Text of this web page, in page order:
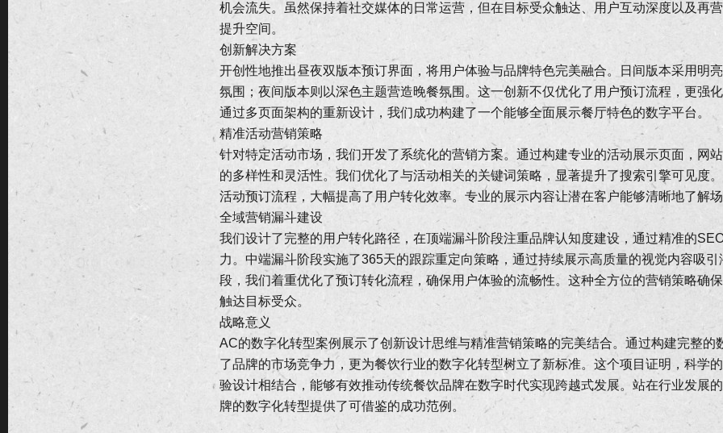
机会流失。虽然保持着社交媒体的日常运营，但在目标受众触达、用户互动深度以及再
提升空间。
创新解决方案
开创性地推出昼夜双版本预订界面，将用户体验与品牌特色完美融合。日间版本采用明
氛围；夜间版本则以深色主题营造晚餐氛围。这一创新不仅优化了用户预订流程，更强
通过多页面架构的重新设计，我们成功构建了一个能够全面展示餐厅特色的数字平台。
精准活动营销策略
针对特定活动市场，我们开发了系统化的营销方案。通过构建专业的活动展示页面，网
的多样性和灵活性。我们优化了与活动相关的关键词策略，显著提升了搜索引擎可见度
活动预订流程，大幅提高了用户转化效率。专业的展示内容让潜在客户能够清晰地了解
全域营销漏斗建设
我们设计了完整的用户转化路径，在顶端漏斗阶段注重品牌认知度建设，通过精准的
力。中端漏斗阶段实施了365天的跟踪重定向策略，通过持续展示高质量的视觉内容吸
段，我们着重优化了预订转化流程，确保用户体验的流畅性。这种全方位的营销策略确
触达目标受众。
战略意义
AC的数字化转型案例展示了创新设计思维与精准营销策略的完美结合。通过构建完整的
了品牌的市场竞争力，更为餐饮行业的数字化转型树立了新标准。这个项目证明，科学
验设计相结合，能够有效推动传统餐饮品牌在数字时代实现跨越式发展。站在行业发展
牌的数字化转型提供了可借鉴的成功范例。